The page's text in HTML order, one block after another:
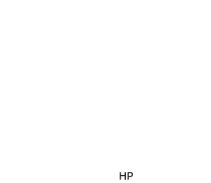
HP